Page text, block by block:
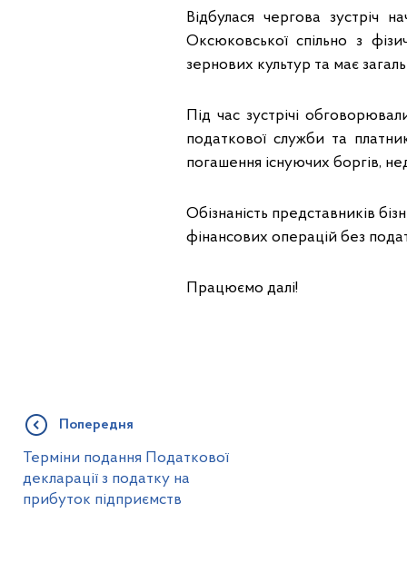
Відбулася чергова зустріч
Оксюковської спільно з
зернових культур та має
Під час зустрічі
податкової служби та
погашення існуючих боргів,
Обізнаність представників
фінансових операцій без
Працюємо далі!
Попередня
Терміни подання Податкової
декларації з податку на
прибуток підприємств